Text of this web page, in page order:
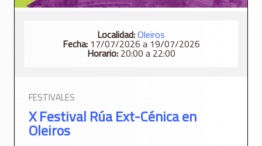
Localidad:Oleiros
Fecha:17/07/2026 a 19/07/2026
Horario:20:00 a 22:00
FESTIVALES
X Festival Rúa Ext-Cénica en
Oleiros